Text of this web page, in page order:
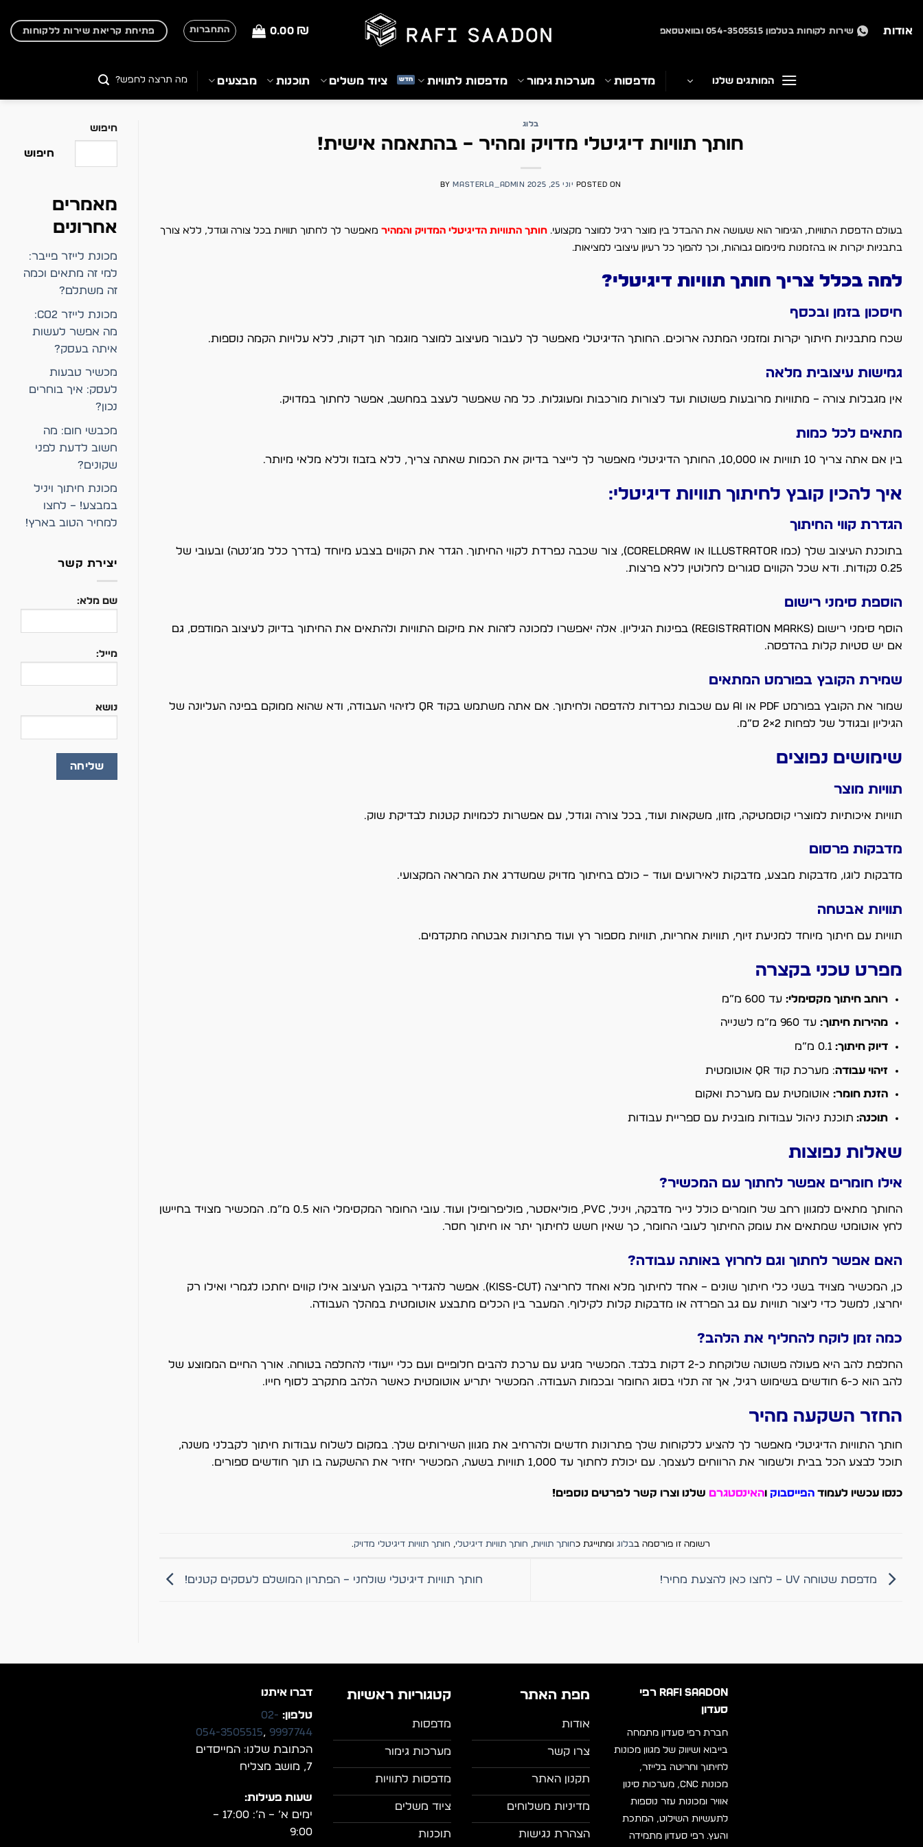
אודות שירות לקוחות בטלפון 054-3505515 ובוואטסאפ 0.00 ₪ התחברות פתיחת קריאת שירות ללקוחות
המותגים שלנו מדפסות מערכות גימור מדפסות לתוויות ציוד משלים תוכנות מבצעים
בלוג
חותך תוויות דיגיטלי מדויק ומהיר – בהתאמה אישית!
POSTED ON יוני 25, 2025 BY MASTERLA_ADMIN
בעולם הדפסת התוויות, הגימור הוא שעושה את ההבדל בין מוצר רגיל למוצר מקצועי. חותך התוויות הדיגיטלי המדויק והמהיר מאפשר לך לחתוך תוויות בכל צורה וגודל, ללא צורך
בתבניות יקרות או בהזמנות מינימום גבוהות, וכך להפוך כל רעיון עיצובי למציאות.
למה בכלל צריך חותך תוויות דיגיטלי?
חיסכון בזמן ובכסף
שכח מתבניות חיתוך יקרות ומזמני המתנה ארוכים. החותך הדיגיטלי מאפשר לך לעבור מעיצוב למוצר מוגמר תוך דקות, ללא עלויות הקמה נוספות.
גמישות עיצובית מלאה
אין מגבלות צורה – מתוויות מרובעות פשוטות ועד לצורות מורכבות ומעוגלות. כל מה שאפשר לעצב במחשב, אפשר לחתוך במדויק.
מתאים לכל כמות
בין אם אתה צריך 10 תוויות או 10,000, החותך הדיגיטלי מאפשר לך לייצר בדיוק את הכמות שאתה צריך, ללא בזבוז וללא מלאי מיותר.
איך להכין קובץ לחיתוך תוויות דיגיטלי:
הגדרת קווי החיתוך
בתוכנת העיצוב שלך (כמו Illustrator או CorelDRAW), צור שכבה נפרדת לקווי החיתוך. הגדר את הקווים בצבע מיוחד (בדרך כלל מג’נטה) ובעובי של
0.25 נקודות. ודא שכל הקווים סגורים לחלוטין ללא פרצות.
הוספת סימני רישום
הוסף סימני רישום (Registration Marks) בפינות הגיליון. אלה יאפשרו למכונה לזהות את מיקום התוויות ולהתאים את החיתוך בדיוק לעיצוב המודפס, גם
אם יש סטיות קלות בהדפסה.
שמירת הקובץ בפורמט המתאים
שמור את הקובץ בפורמט PDF או AI עם שכבות נפרדות להדפסה ולחיתוך. אם אתה משתמש בקוד QR לזיהוי העבודה, ודא שהוא ממוקם בפינה העליונה של
הגיליון ובגודל של לפחות 2×2 ס”מ.
שימושים נפוצים
תוויות מוצר
תוויות איכותיות למוצרי קוסמטיקה, מזון, משקאות ועוד, בכל צורה וגודל, עם אפשרות לכמויות קטנות לבדיקת שוק.
מדבקות פרסום
מדבקות לוגו, מדבקות מבצע, מדבקות לאירועים ועוד – כולם בחיתוך מדויק שמשדרג את המראה המקצועי.
תוויות אבטחה
תוויות עם חיתוך מיוחד למניעת זיוף, תוויות אחריות, תוויות מספור רץ ועוד פתרונות אבטחה מתקדמים.
מפרט טכני בקצרה
רוחב חיתוך מקסימלי:עד 600 מ”מ
מהירות חיתוך:עד 960 מ”מ לשנייה
דיוק חיתוך: 0.1 מ”מ
זיהוי עבודה: מערכת קוד QR אוטומטית
הזנת חומר:אוטומטית עם מערכת ואקום
תוכנה: תוכנת ניהול עבודות מובנית עם ספריית עבודות
שאלות נפוצות
אילו חומרים אפשר לחתוך עם המכשיר?
החותך מתאים למגוון רחב של חומרים כולל נייר מדבקה, ויניל, PVC, פוליאסטר, פוליפרופילן ועוד. עובי החומר המקסימלי הוא 0.5 מ”מ. המכשיר מצויד בחיישן
לחץ אוטומטי שמתאים את עומק החיתוך לעובי החומר, כך שאין חשש לחיתוך יתר או חיתוך חסר.
האם אפשר לחתוך וגם לחרוץ באותה עבודה?
כן, המכשיר מצויד בשני כלי חיתוך שונים – אחד לחיתוך מלא ואחד לחריצה (Kiss-cut). אפשר להגדיר בקובץ העיצוב אילו קווים יחתכו לגמרי ואילו רק
יחרצו, למשל כדי ליצור תוויות עם גב הפרדה או מדבקות קלות לקילוף. המעבר בין הכלים מתבצע אוטומטית במהלך העבודה.
כמה זמן לוקח להחליף את הלהב?
החלפת להב היא פעולה פשוטה שלוקחת כ-2 דקות בלבד. המכשיר מגיע עם ערכת להבים חלופיים ועם כלי ייעודי להחלפה בטוחה. אורך החיים הממוצע של
להב הוא כ-6 חודשים בשימוש רגיל, אך זה תלוי בסוג החומר ובכמות העבודה. המכשיר יתריע אוטומטית כאשר הלהב מתקרב לסוף חייו.
החזר השקעה מהיר
חותך התוויות הדיגיטלי מאפשר לך להציע ללקוחות שלך פתרונות חדשים ולהרחיב את מגוון השירותים שלך. במקום לשלוח עבודות חיתוך לקבלני משנה,
תוכל לבצע הכל בבית ולשמור את הרווחים לעצמך. עם יכולת לחתוך עד 1,000 תוויות בשעה, המכשיר יחזיר את ההשקעה בו תוך חודשים ספור
ים.
כנסו עכשיו לעמוד הפייסבוק והאינסטגרם שלנו וצרו קשר לפרטים נוספים!
רשומה זו פורסמה בבלוג ומתוייגת כחותך תוויות, חותך תוויות דיגיטלי, חותך תוויות דיגיטלי מדויק.
מדפסת שטוחה UV – לחצו כאן להצעת מחיר! חותך תוויות דיגיטלי שולחני – הפתרון המושלם לעסקים קטנים!
חיפוש
חיפוש
מאמרים
אחרונים
מכונת לייזר פייבר:
למי זה מתאים וכמה
זה משתלם?
מכונת לייזר CO2:
מה אפשר לעשות
איתה בעסק?
מכשיר טבעות
לעסק: איך בוחרים
נכון?
מכבשי חום: מה
חשוב לדעת לפני
שקונים?
מכונת חיתוך ויניל
במבצע! – לחצו
למחיר הטוב בארץ!
יצירת קשר
שם מלא:
מייל:
נושא
RAFI SAADON רפי
סעדון
חברת רפי סעדון מתמחה
בייבוא ושיווק של מגוון מכונות
לחיתוך וחריטה בלייזר,
מכונות CNC, מערכות סינון
אוויר ומכונות עזר נוספות
לתעשיות השילוט, המתכת
והעץ. רפי סעדון מתמידה
מפת האתר
אודות
צרו קשר
תקנון האתר
מדיניות משלוחים
הצהרת נגישות
קטגוריות ראשיות
מדפסות
מערכות גימור
מדפסות לתוויות
ציוד משלים
תוכנות
דברו איתנו
טלפון: 02-
9997744
,
054-3505515
הכתובת שלנו: המייסדים
7, מושב מצליח
שעות פעילות:
ימים א’ – ה’: 17:00 –
9:00